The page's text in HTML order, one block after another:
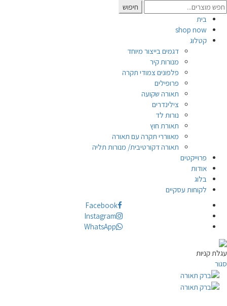
Search
for:
חיפוש
בית
shop now
קטלוג
דגמים בייצור מיוחד
מנורות קיר
פלפונים צמודי תקרה
פרופילים
תאורה שקועה
צילינדרים
נורות לד
תאורת חוץ
מאווררי תקרה עם תאורה
תאורה דקורטיבית/ מנורות תליה
פרוייקטים
אודות
בלוג
לקוחות עסקיים
Facebook
Instagram
WhatsApp
עגלת קניות
סגור